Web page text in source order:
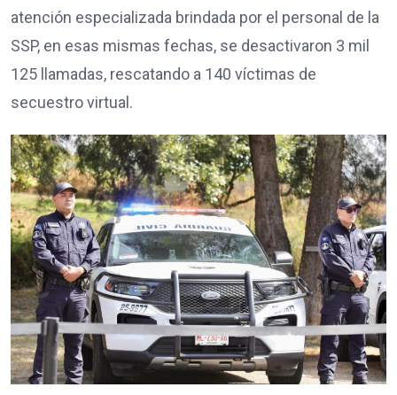
atención especializada brindada por el personal de la
SSP, en esas mismas fechas, se desactivaron 3 mil
125 llamadas, rescatando a 140 víctimas de
secuestro virtual.